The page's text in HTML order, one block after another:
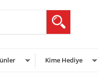
Kime Hediye